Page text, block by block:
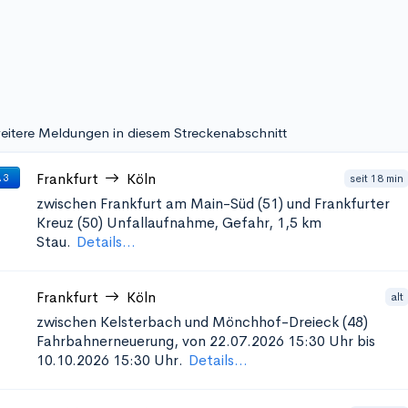
Meldungen in diesem Streckenabschnitt
3 Frankfurt Köln seit 18 min
zwischen Frankfurt am Main-Süd (51) und Frankfurter
Kreuz (50) Unfallaufnahme, Gefahr, 1,5 km
Stau. Details...
Frankfurt Köln alt
zwischen Kelsterbach und Mönchhof-Dreieck (48)
Fahrbahnerneuerung, von 22.07.2026 15:30 Uhr bis
10.10.2026 15:30 Uhr. Details...